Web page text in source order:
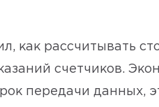
как рассчитывать
счетчиков.
передачи данных,